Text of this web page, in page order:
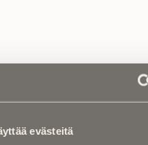
evästeitä
- Pääset heti
niin saat kaksi